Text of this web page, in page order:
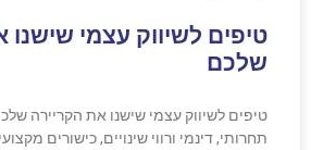
טיפים לשיווק עצמי שישנו
שלכם
טיפים לשיווק עצמי שישנו את הקריירה
תחרותי, דינמי ורווי שינויים, כישורים